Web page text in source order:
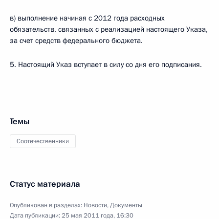
в) выполнение начиная с 2012 года расходных
обязательств, связанных с реализацией настоящего Указа,
за счет средств федерального бюджета.
5. Настоящий Указ вступает в силу со дня его подписания.
Темы
Соотечественники
Статус материала
Опубликован в разделах: Новости,Документы
Дата публикации:25 мая 2011 года, 16:30